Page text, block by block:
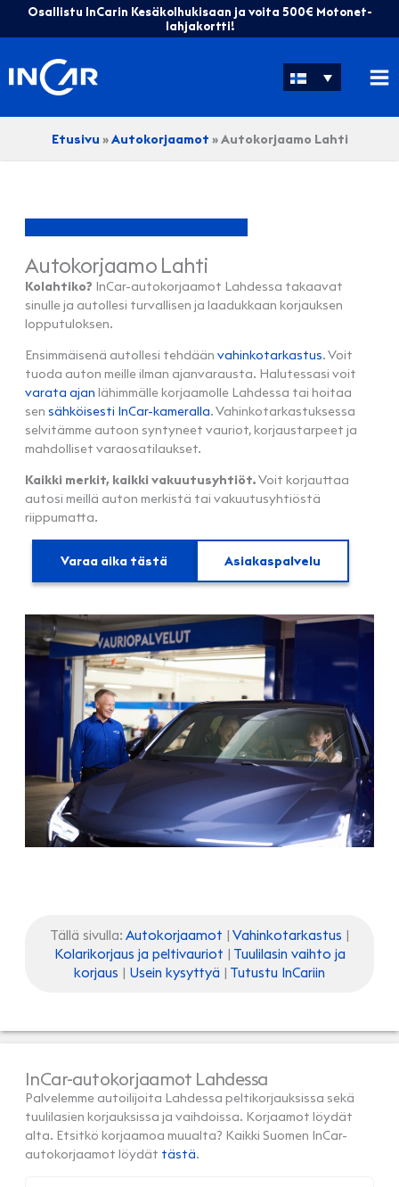
Osallistu InCarin Kesäkolhukisaan ja voita 500€ Motonet-
lahjakortti!
Etusivu »Autokorjaamot »Autokorjaamo Lahti
Autokorjaamo Lahti
Kolahtiko? InCar-autokorjaamot Lahdessa takaavat
sinulle ja autollesi turvallisen ja laadukkaan korjauksen
lopputuloksen.
Ensimmäisenä autollesi tehdään vahinkotarkastus. Voit
tuoda auton meille ilman ajanvarausta. Halutessasi voit
varata ajan lähimmälle korjaamolle Lahdessa tai hoitaa
sen sähköisesti InCar-kameralla. Vahinkotarkastuksessa
selvitämme autoon syntyneet vauriot, korjaustarpeet ja
mahdolliset varaosatilaukset.
Kaikki merkit, kaikki vakuutusyhtiöt.Voit korjauttaa
autosi meillä auton merkistä tai vakuutusyhtiöstä
riippumatta.
Varaa aika tästä Asiakaspalvelu
Tällä sivulla: Autokorjaamot | Vahinkotarkastus |
Kolarikorjaus ja peltivauriot | Tuulilasin vaihto ja
korjaus | Usein kysyttyä | Tutustu InCariin
InCar-autokorjaamot Lahdessa
Palvelemme autoilijoita Lahdessa peltikorjauksissa sekä
tuulilasien korjauksissa ja vaihdoissa. Korjaamot löydät
alta. Etsitkö korjaamoa muualta? Kaikki Suomen InCar-
autokorjaamot löydät tästä.